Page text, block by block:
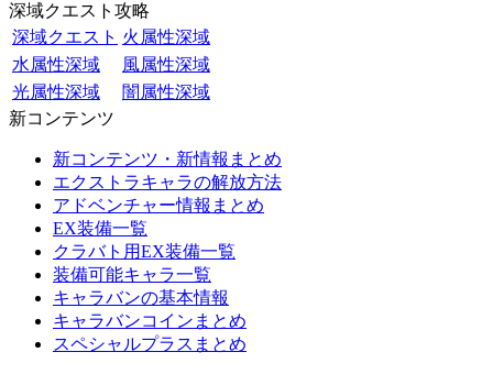
深域クエスト攻略
深域クエスト 火属性深域
水属性深域
風属性深域
光属性深域
闇属性深域
新コンテンツ
新コンテンツ・新情報まとめ
エクストラキャラの解放方法
アドベンチャー情報まとめ
EX装備一覧
クラバト用EX装備一覧
装備可能キャラ一覧
キャラバンの基本情報
キャラバンコインまとめ
スペシャルプラスまとめ